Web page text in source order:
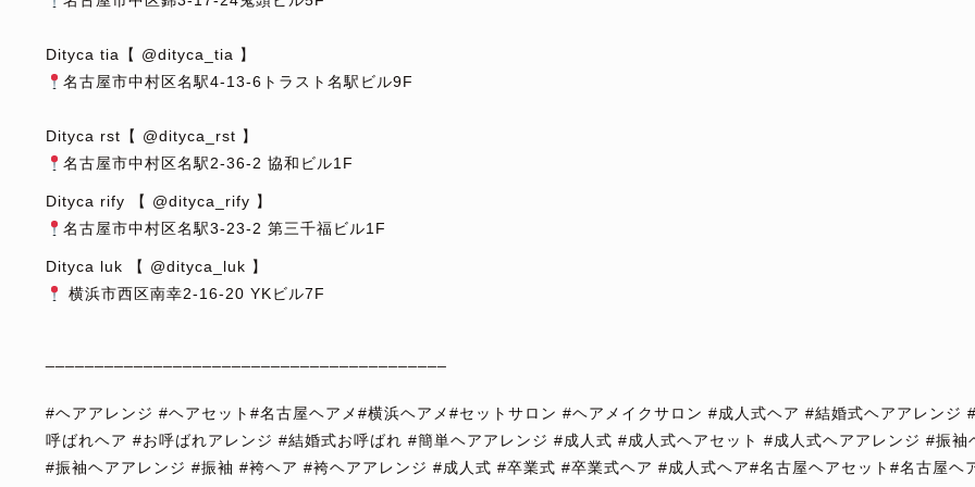
Dityca tia【 @dityca_tia 】
名古屋市中村区名駅4-13-6トラスト名駅ビル9F
Dityca rst【 @dityca_rst 】
名古屋市中村区名駅2-36-2 協和ビル1F
Dityca rify 【 @dityca_rify 】
名古屋市中村区名駅3-23-2 第三千福ビル1F
Dityca luk 【 @dityca_luk 】
横浜市西区南幸2-16-20 YKビル7F
#ヘアアレンジ #ヘアセット#名古屋ヘアメ#横浜ヘアメ#セットサロン #ヘアメイクサロン #成人式ヘア #結婚式ヘアアレンジ
呼ばれヘア #お呼ばれアレンジ #結婚式お呼ばれ #簡単ヘアアレンジ #成人式 #成人式ヘアセット #成人式ヘアアレンジ #振袖
#振袖ヘアアレンジ #振袖 #袴ヘア #袴ヘアアレンジ #成人式 #卒業式 #卒業式ヘア #成人式ヘア#名古屋ヘアセット#名古屋ヘ